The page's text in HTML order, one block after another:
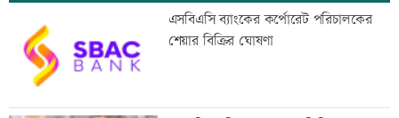
এসবিএসি ব্যাংকের কর্পোরেট পরিচালকের
শেয়ার বিক্রির ঘোষণা